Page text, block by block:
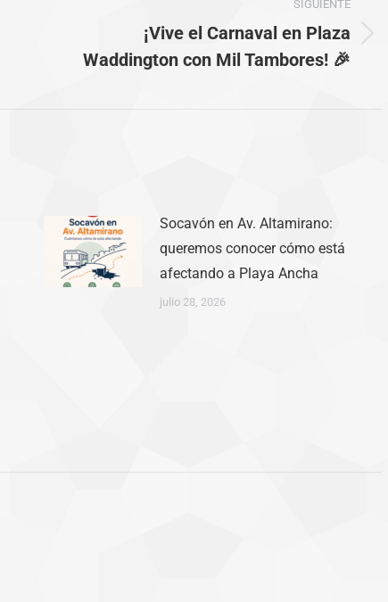
SIGUIENTE
siguiente:
¡Vive el Carnaval en Plaza
Waddington con Mil Tambores! 🎉
Socavón en Av. Altamirano:
queremos conocer cómo está
afectando a Playa Ancha
julio 28, 2026